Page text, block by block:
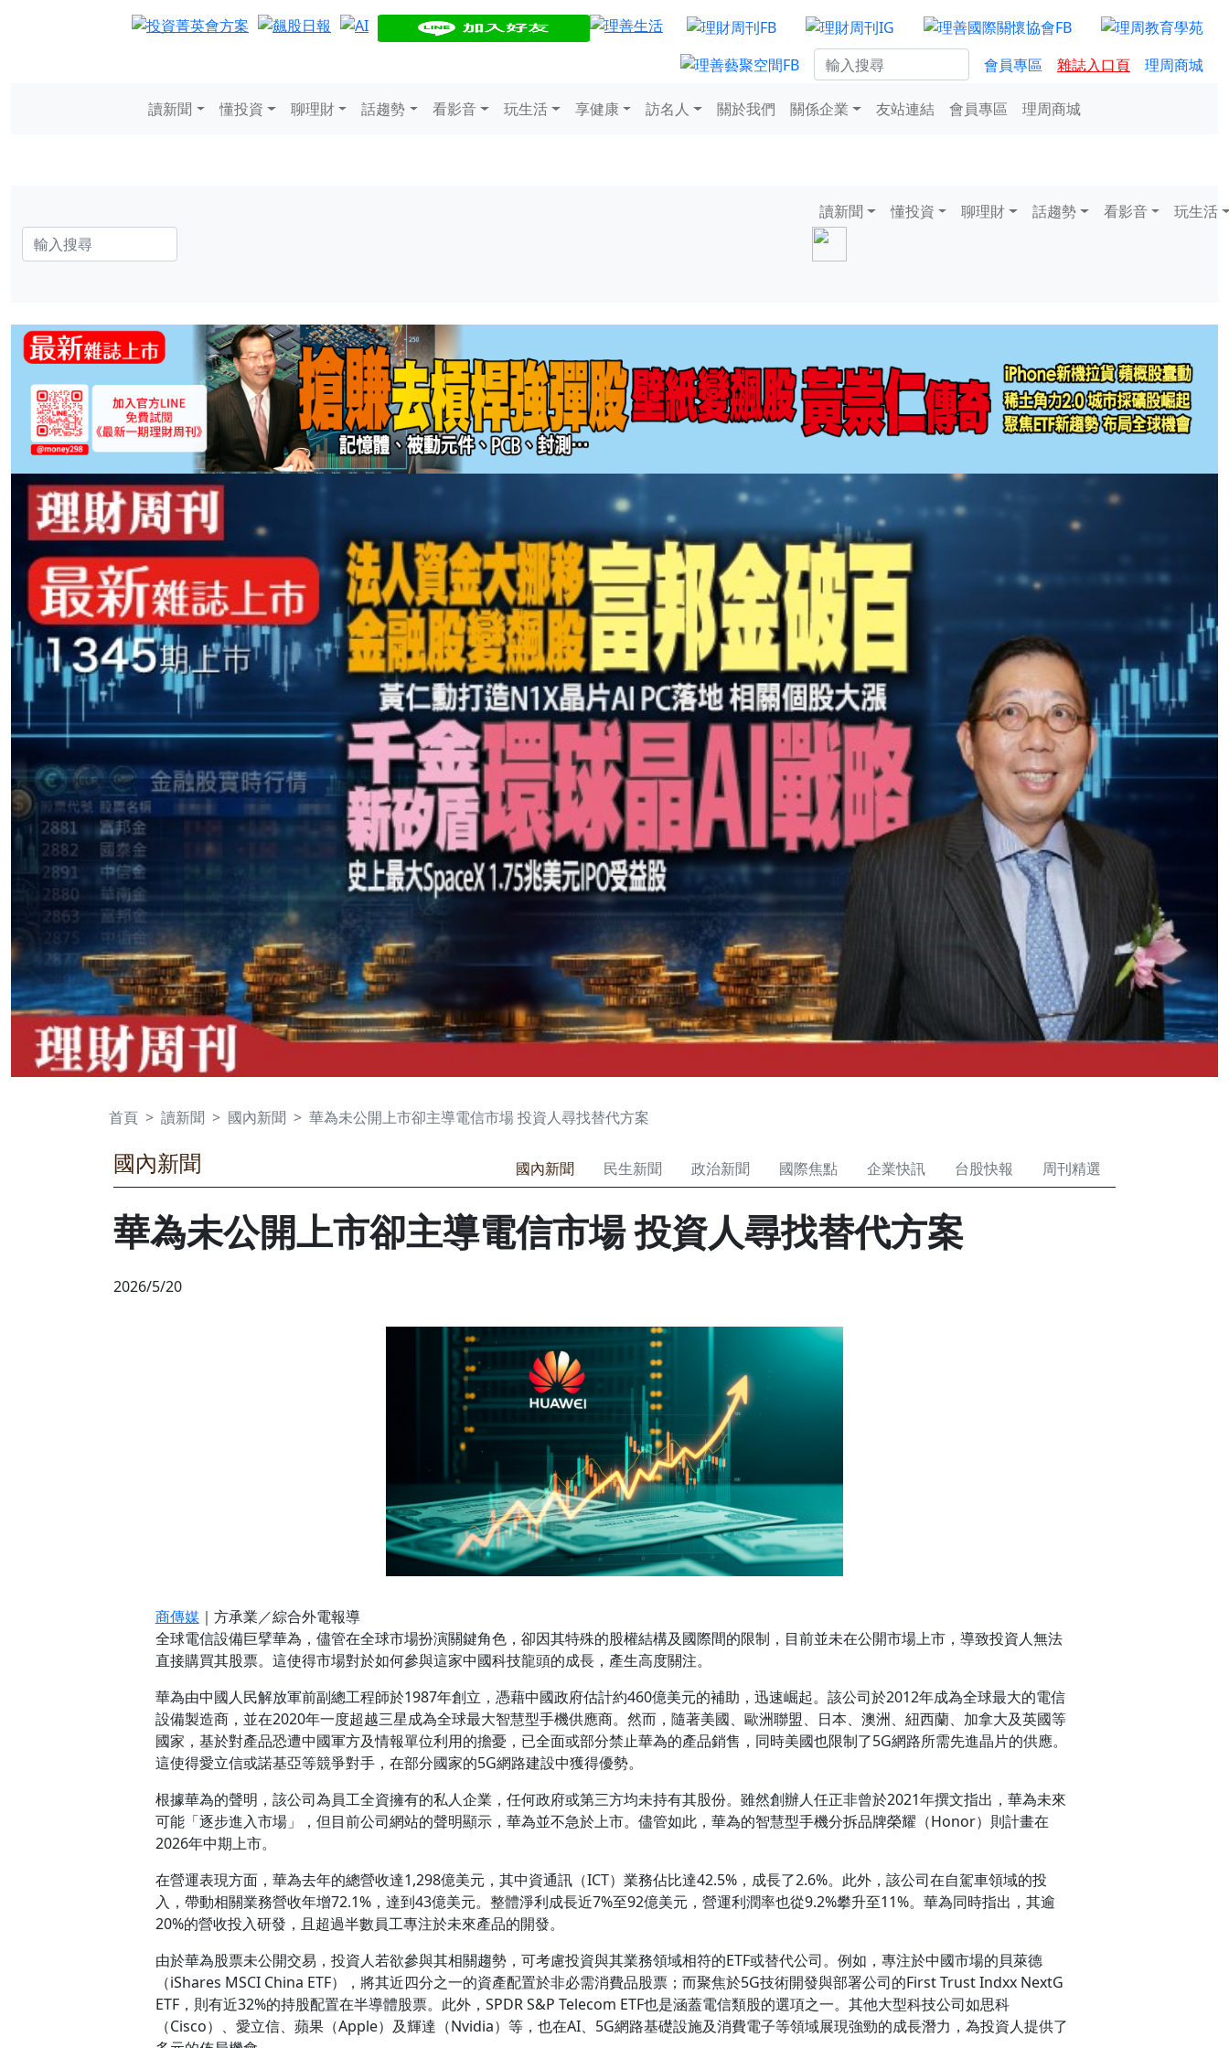
會員專區 雜誌入口頁 理周商城
讀新聞 懂投資 聊理財 話趨勢 看影音 玩生活 享健康 訪名人 關於我們 關係企業 友站連結 會員專區 理周商城
讀新聞 懂投資 聊理財 話趨勢 看影音 玩生活
首頁 讀新聞 國內新聞 華為未公開上市卻主導電信市場 投資人尋找替代方案
國內新聞 國內新聞 民生新聞 政治新聞 國際焦點 企業快訊 台股快報 周刊精選
華為未公開上市卻主導電信市場 投資人尋找替代方案
2026/5/20
商傳媒｜方承業／綜合外電報導
全球電信設備巨擘華為，儘管在全球市場扮演關鍵角色，卻因其特殊的股權結構及國際間的限制，目前並未在公開市場上市，導致投資人無法
直接購買其股票。這使得市場對於如何參與這家中國科技龍頭的成長，產生高度關注。
華為由中國人民解放軍前副總工程師於1987年創立，憑藉中國政府估計約460億美元的補助，迅速崛起。該公司於2012年成為全球最大的電信
設備製造商，並在2020年一度超越三星成為全球最大智慧型手機供應商。然而，隨著美國、歐洲聯盟、日本、澳洲、紐西蘭、加拿大及英國等
國家，基於對產品恐遭中國軍方及情報單位利用的擔憂，已全面或部分禁止華為的產品銷售，同時美國也限制了5G網路所需先進晶片的供應。
這使得愛立信或諾基亞等競爭對手，在部分國家的5G網路建設中獲得優勢。
根據華為的聲明，該公司為員工全資擁有的私人企業，任何政府或第三方均未持有其股份。雖然創辦人任正非曾於2021年撰文指出，華為未來
可能「逐步進入市場」，但目前公司網站的聲明顯示，華為並不急於上市。儘管如此，華為的智慧型手機分拆品牌榮耀（Honor）則計畫在
2026年中期上市。
在營運表現方面，華為去年的總營收達1,298億美元，其中資通訊（ICT）業務佔比達42.5%，成長了2.6%。此外，該公司在自駕車領域的投
入，帶動相關業務營收年增72.1%，達到43億美元。整體淨利成長近7%至92億美元，營運利潤率也從9.2%攀升至11%。華為同時指出，其逾
20%的營收投入研發，且超過半數員工專注於未來產品的開發。
由於華為股票未公開交易，投資人若欲參與其相關趨勢，可考慮投資與其業務領域相符的ETF或替代公司。例如，專注於中國市場的貝萊德
（iShares MSCI China ETF），將其近四分之一的資產配置於非必需消費品股票；而聚焦於5G技術開發與部署公司的First Trust Indxx NextG
ETF，則有近32%的持股配置在半導體股票。此外，SPDR S&P Telecom ETF也是涵蓋電信類股的選項之一。其他大型科技公司如思科
（Cisco）、愛立信、蘋果（Apple）及輝達（Nvidia）等，也在AI、5G網路基礎設施及消費電子等領域展現強勁的成長潛力，為投資人提供了